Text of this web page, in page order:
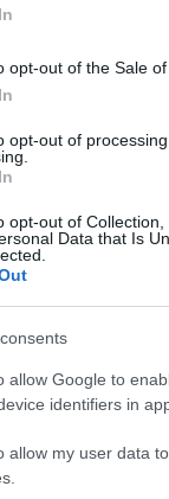
opt-out of the Sale of
opt-out of
opt-out of
Data that Is
allow Google to
identifiers in
allow my user data